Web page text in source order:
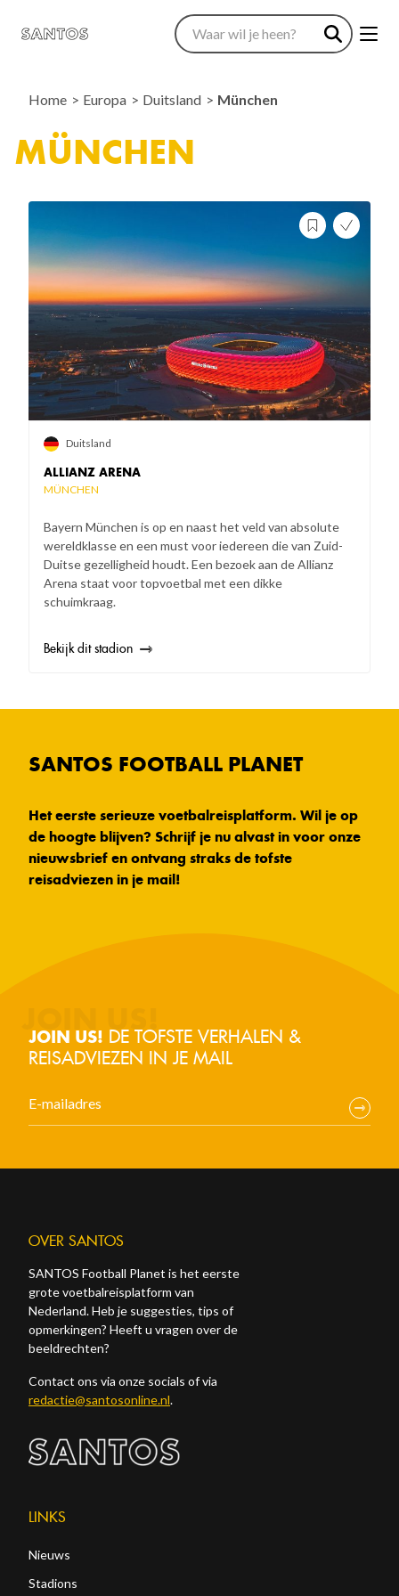
Home Europa Duitsland München
MÜNCHEN
ALLIANZ ARENA
MÜNCHEN
Bayern München is op en naast het veld van absolute
wereldklasse en een must voor iedereen die van Zuid-
Duitse gezelligheid houdt. Een bezoek aan de Allianz
Arena staat voor topvoetbal met een dikke
schuimkraag.
Duitsland
Bekijk dit stadion
SANTOS FOOTBALL PLANET
Het eerste serieuze voetbalreisplatform. Wil je op
de hoogte blijven? Schrijf je nu alvast in voor onze
nieuwsbrief en ontvang straks de tofste
reisadviezen in je mail!
JOIN US! DE TOFSTE VERHALEN &
REISADVIEZEN IN JE MAIL
OVER SANTOS
SANTOS Football Planet is het eerste
grote voetbalreisplatform van
Nederland. Heb je suggesties, tips of
opmerkingen? Heeft u vragen over de
beeldrechten?
Contact ons via onze socials of via
redactie@santosonline.nl.
LINKS
Nieuws
Stadions